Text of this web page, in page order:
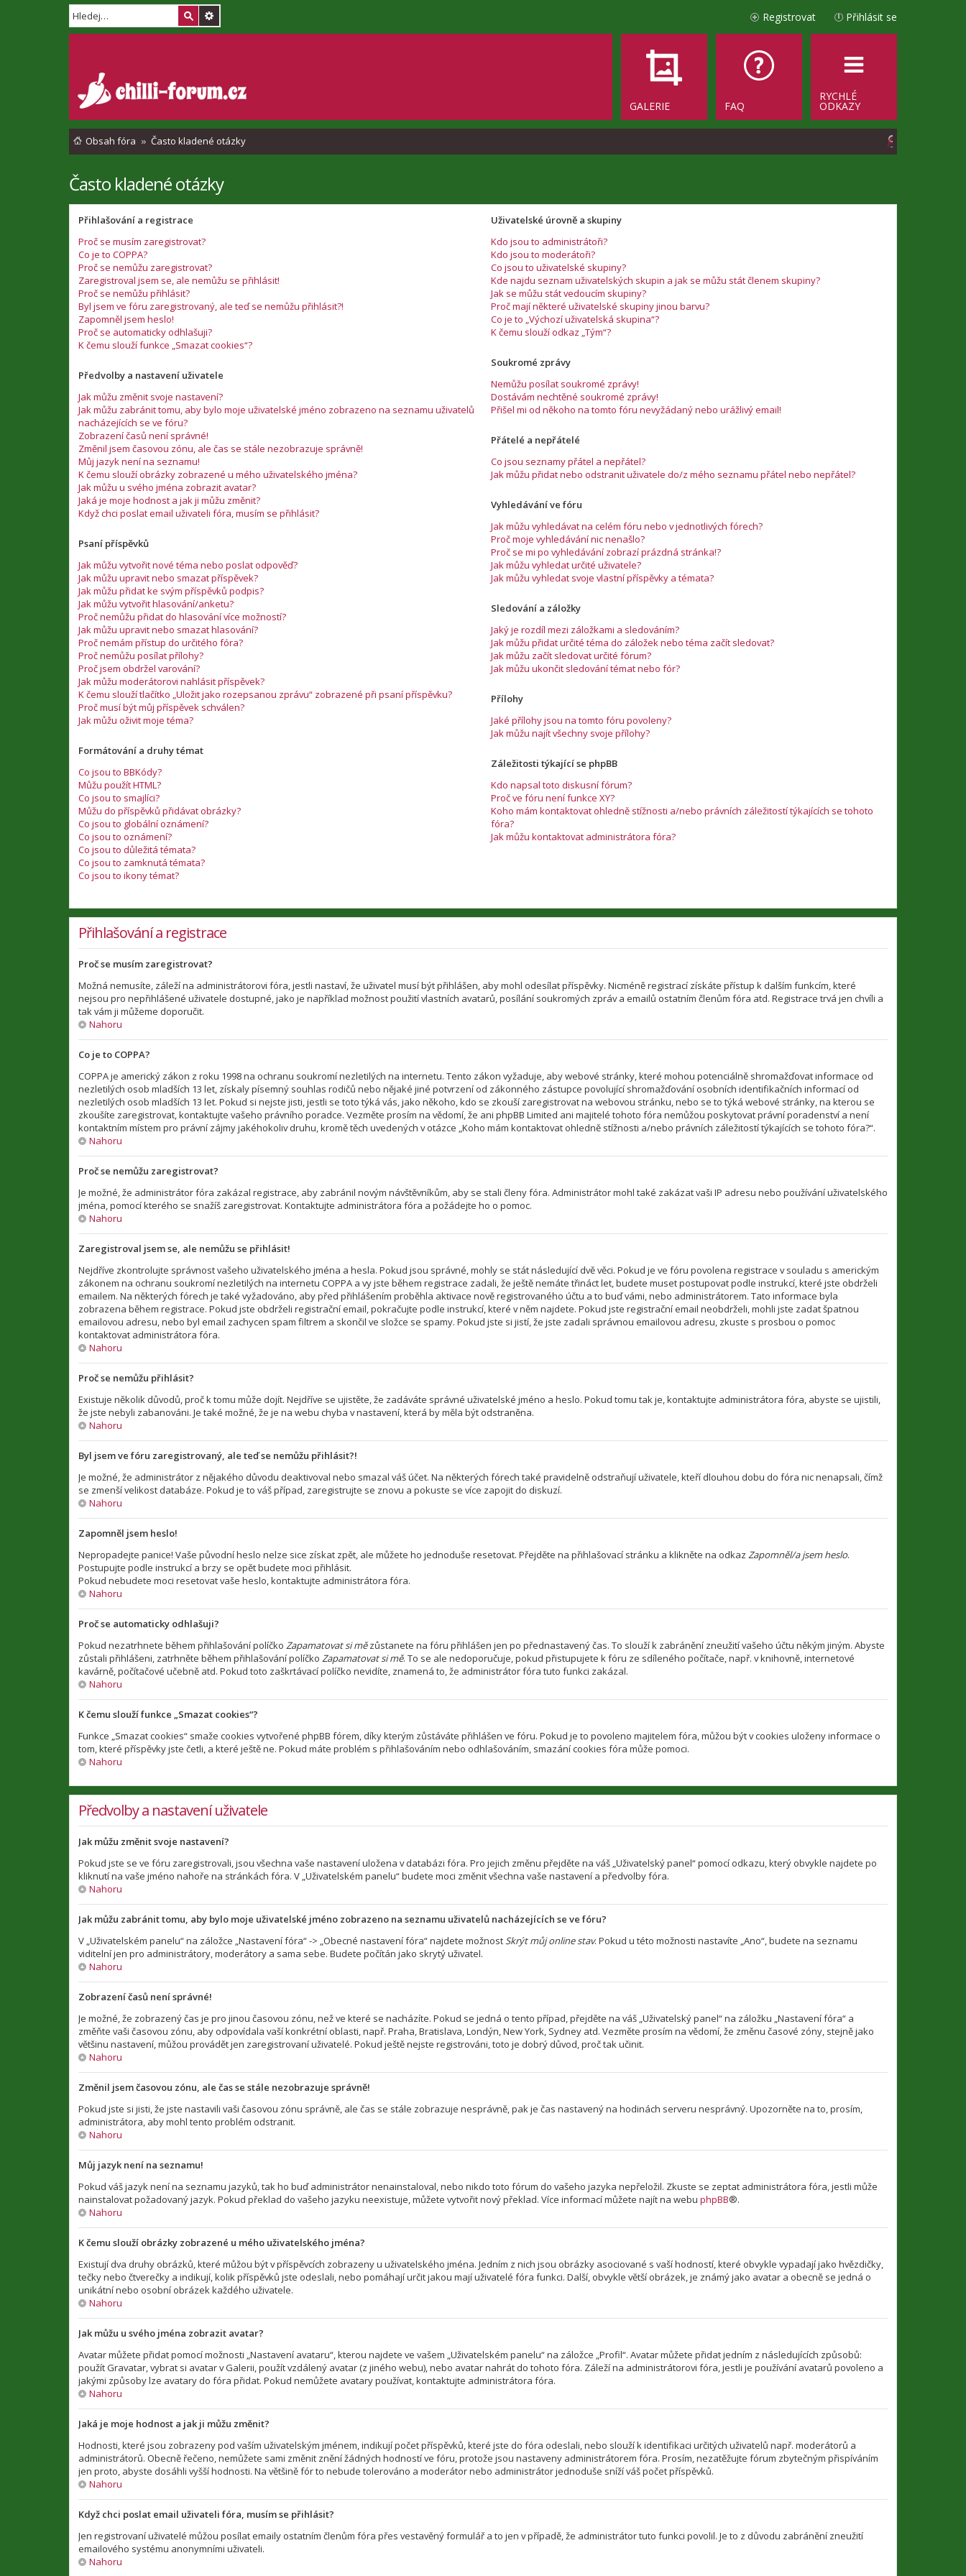
Přihlásit se
Registrovat
RYCHLÉ
ODKAZY
FAQ
GALERIE
Obsah fóra Často kladené otázky
H
Často kladené otázky
Přihlašování a registrace
Proč se musím zaregistrovat?
Co je to COPPA?
Proč se nemůžu zaregistrovat?
Zaregistroval jsem se, ale nemůžu se přihlásit!
Proč se nemůžu přihlásit?
Byl jsem ve fóru zaregistrovaný, ale teď se nemůžu přihlásit?!
Zapomněl jsem heslo!
Proč se automaticky odhlašuji?
K čemu slouží funkce „Smazat cookies“?
Předvolby a nastavení uživatele
Jak můžu změnit svoje nastavení?
Jak můžu zabránit tomu, aby bylo moje uživatelské jméno zobrazeno na seznamu uživatelů
nacházejících se ve fóru?
Zobrazení časů není správné!
Změnil jsem časovou zónu, ale čas se stále nezobrazuje správně!
Můj jazyk není na seznamu!
K čemu slouží obrázky zobrazené u mého uživatelského jména?
Jak můžu u svého jména zobrazit avatar?
Jaká je moje hodnost a jak ji můžu změnit?
Když chci poslat email uživateli fóra, musím se přihlásit?
Psaní příspěvků
Jak můžu vytvořit nové téma nebo poslat odpověď?
Jak můžu upravit nebo smazat příspěvek?
Jak můžu přidat ke svým příspěvků podpis?
Jak můžu vytvořit hlasování/anketu?
Proč nemůžu přidat do hlasování více možností?
Jak můžu upravit nebo smazat hlasování?
Proč nemám přístup do určitého fóra?
Proč nemůžu posílat přílohy?
Proč jsem obdržel varování?
Jak můžu moderátorovi nahlásit příspěvek?
K čemu slouží tlačítko „Uložit jako rozepsanou zprávu“ zobrazené při psaní příspěvku?
Proč musí být můj příspěvek schválen?
Jak můžu oživit moje téma?
Formátování a druhy témat
Co jsou to BBKódy?
Můžu použít HTML?
Co jsou to smajlíci?
Můžu do příspěvků přidávat obrázky?
Co jsou to globální oznámení?
Co jsou to oznámení?
Co jsou to důležitá témata?
Co jsou to zamknutá témata?
Co jsou to ikony témat?
Uživatelské úrovně a skupiny
Kdo jsou to administrátoři?
Kdo jsou to moderátoři?
Co jsou to uživatelské skupiny?
Kde najdu seznam uživatelských skupin a jak se můžu stát členem skupiny?
Jak se můžu stát vedoucím skupiny?
Proč mají některé uživatelské skupiny jinou barvu?
Co je to „Výchozí uživatelská skupina“?
K čemu slouží odkaz „Tým“?
Soukromé zprávy
Nemůžu posílat soukromé zprávy!
Dostávám nechtěné soukromé zprávy!
Přišel mi od někoho na tomto fóru nevyžádaný nebo urážlivý email!
Přátelé a nepřátelé
Co jsou seznamy přátel a nepřátel?
Jak můžu přidat nebo odstranit uživatele do/z mého seznamu přátel nebo nepřátel?
Vyhledávání ve fóru
Jak můžu vyhledávat na celém fóru nebo v jednotlivých fórech?
Proč moje vyhledávání nic nenašlo?
Proč se mi po vyhledávání zobrazí prázdná stránka!?
Jak můžu vyhledat určité uživatele?
Jak můžu vyhledat svoje vlastní příspěvky a témata?
Sledování a záložky
Jaký je rozdíl mezi záložkami a sledováním?
Jak můžu přidat určité téma do záložek nebo téma začít sledovat?
Jak můžu začít sledovat určité fórum?
Jak můžu ukončit sledování témat nebo fór?
Přílohy
Jaké přílohy jsou na tomto fóru povoleny?
Jak můžu najít všechny svoje přílohy?
Záležitosti týkající se phpBB
Kdo napsal toto diskusní fórum?
Proč ve fóru není funkce XY?
Koho mám kontaktovat ohledně stížnosti a/nebo právních záležitostí týkajících se tohoto
fóra?
Jak můžu kontaktovat administrátora fóra?
Přihlašování a registrace
Proč se musím zaregistrovat?
Možná nemusíte, záleží na administrátorovi fóra, jestli nastaví, že uživatel musí být přihlášen, aby mohl odesílat příspěvky. Nicméně registrací získáte přístup k dalším funkcím, které
nejsou pro nepřihlášené uživatele dostupné, jako je například možnost použití vlastních avatarů, posílání soukromých zpráv a emailů ostatním členům fóra atd. Registrace trvá jen chvíli a
tak vám ji můžeme doporučit.
Nahoru
Co je to COPPA?
COPPA je americký zákon z roku 1998 na ochranu soukromí nezletilých na internetu. Tento zákon vyžaduje, aby webové stránky, které mohou potenciálně shromažďovat informace od
nezletilých osob mladších 13 let, získaly písemný souhlas rodičů nebo nějaké jiné potvrzení od zákonného zástupce povolující shromažďování osobních identifikačních informací od
nezletilých osob mladších 13 let. Pokud si nejste jisti, jestli se toto týká vás, jako někoho, kdo se zkouší zaregistrovat na webovou stránku, nebo se to týká webové stránky, na kterou se
zkoušíte zaregistrovat, kontaktujte vašeho právního poradce. Vezměte prosím na vědomí, že ani phpBB Limited ani majitelé tohoto fóra nemůžou poskytovat právní poradenství a není
kontaktním místem pro právní zájmy jakéhokoliv druhu, kromě těch uvedených v otázce „Koho mám kontaktovat ohledně stížnosti a/nebo právních záležitostí týkajících se tohoto fóra?“.
Nahoru
Proč se nemůžu zaregistrovat?
Je možné, že administrátor fóra zakázal registrace, aby zabránil novým návštěvníkům, aby se stali členy fóra. Administrátor mohl také zakázat vaši IP adresu nebo používání uživatelského
jména, pomocí kterého se snažíš zaregistrovat. Kontaktujte administrátora fóra a požádejte ho o pomoc.
Nahoru
Zaregistroval jsem se, ale nemůžu se přihlásit!
Nejdříve zkontrolujte správnost vašeho uživatelského jména a hesla. Pokud jsou správné, mohly se stát následující dvě věci. Pokud je ve fóru povolena registrace v souladu s americkým
zákonem na ochranu soukromí nezletilých na internetu COPPA a vy jste během registrace zadali, že ještě nemáte třináct let, budete muset postupovat podle instrukcí, které jste obdrželi
emailem. Na některých fórech je také vyžadováno, aby před přihlášením proběhla aktivace nově registrovaného účtu a to buď vámi, nebo administrátorem. Tato informace byla
zobrazena během registrace. Pokud jste obdrželi registrační email, pokračujte podle instrukcí, které v něm najdete. Pokud jste registrační email neobdrželi, mohli jste zadat špatnou
emailovou adresu, nebo byl email zachycen spam filtrem a skončil ve složce se spamy. Pokud jste si jistí, že jste zadali správnou emailovou adresu, zkuste s prosbou o pomoc
kontaktovat administrátora fóra.
Nahoru
Proč se nemůžu přihlásit?
Existuje několik důvodů, proč k tomu může dojít. Nejdříve se ujistěte, že zadáváte správné uživatelské jméno a heslo. Pokud tomu tak je, kontaktujte administrátora fóra, abyste se ujistili,
že jste nebyli zabanováni. Je také možné, že je na webu chyba v nastavení, která by měla být odstraněna.
Nahoru
Byl jsem ve fóru zaregistrovaný, ale teď se nemůžu přihlásit?!
Je možné, že administrátor z nějakého důvodu deaktivoval nebo smazal váš účet. Na některých fórech také pravidelně odstraňují uživatele, kteří dlouhou dobu do fóra nic nenapsali, čímž
se zmenší velikost databáze. Pokud je to váš případ, zaregistrujte se znovu a pokuste se více zapojit do diskuzí.
Nahoru
Zapomněl jsem heslo!
Nepropadejte panice! Vaše původní heslo nelze sice získat zpět, ale můžete ho jednoduše resetovat. Přejděte na přihlašovací stránku a klikněte na odkaz Zapomněl/a jsem heslo.
Postupujte podle instrukcí a brzy se opět budete moci přihlásit.
Pokud nebudete moci resetovat vaše heslo, kontaktujte administrátora fóra.
Nahoru
Proč se automaticky odhlašuji?
Pokud nezatrhnete během přihlašování políčko Zapamatovat si mězůstanete na fóru přihlášen jen po přednastavený čas. To slouží k zabránění zneužití vašeho účtu někým jiným. Abyste
zůstali přihlášeni, zatrhněte během přihlašování políčko Zapamatovat si mě. To se ale nedoporučuje, pokud přistupujete k fóru ze sdíleného počítače, např. v knihovně, internetové
kavárně, počítačové učebně atd. Pokud toto zaškrtávací políčko nevidíte, znamená to, že administrátor fóra tuto funkci zakázal.
Nahoru
K čemu slouží funkce „Smazat cookies“?
Funkce „Smazat cookies“ smaže cookies vytvořené phpBB fórem, díky kterým zůstáváte přihlášen ve fóru. Pokud je to povoleno majitelem fóra, můžou být v cookies uloženy informace o
tom, které příspěvky jste četli, a které ještě ne. Pokud máte problém s přihlašováním nebo odhlašováním, smazání cookies fóra může pomoci.
Nahoru
Předvolby a nastavení uživatele
Jak můžu změnit svoje nastavení?
Pokud jste se ve fóru zaregistrovali, jsou všechna vaše nastavení uložena v databázi fóra. Pro jejich změnu přejděte na váš „Uživatelský panel“ pomocí odkazu, který obvykle najdete po
kliknutí na vaše jméno nahoře na stránkách fóra. V „Uživatelském panelu“ budete moci změnit všechna vaše nastavení a předvolby fóra.
Nahoru
Jak můžu zabránit tomu, aby bylo moje uživatelské jméno zobrazeno na seznamu uživatelů nacházejících se ve fóru?
V „Uživatelském panelu“ na záložce „Nastavení fóra“ -> „Obecné nastavení fóra“ najdete možnostSkrýt můj online stav. Pokud u této možnosti nastavíte „Ano“, budete na seznamu
viditelní jen pro administrátory, moderátory a sama sebe. Budete počítán jako skrytý uživatel.
Nahoru
Zobrazení časů není správné!
Je možné, že zobrazený čas je pro jinou časovou zónu, než ve které se nacházíte. Pokud se jedná o tento případ, přejděte na váš „Uživatelský panel“ na záložku „Nastavení fóra“ a
změňte vaši časovou zónu, aby odpovídala vaší konkrétní oblasti, např. Praha, Bratislava, Londýn, New York, Sydney atd. Vezměte prosím na vědomí, že změnu časové zóny, stejně jako
většinu nastavení, můžou provádět jen zaregistrovaní uživatelé. Pokud ještě nejste registrováni, toto je dobrý důvod, proč tak učinit.
Nahoru
Změnil jsem časovou zónu, ale čas se stále nezobrazuje správně!
Pokud jste si jisti, že jste nastavili vaši časovou zónu správně, ale čas se stále zobrazuje nesprávně, pak je čas nastavený na hodinách serveru nesprávný. Upozorněte na to, prosím,
administrátora, aby mohl tento problém odstranit.
Nahoru
Můj jazyk není na seznamu!
Pokud váš jazyk není na seznamu jazyků, tak ho buď administrátor nenainstaloval, nebo nikdo toto fórum do vašeho jazyka nepřeložil. Zkuste se zeptat administrátora fóra, jestli může
nainstalovat požadovaný jazyk. Pokud překlad do vašeho jazyku neexistuje, můžete vytvořit nový překlad. Více informací můžete najít na webu phpBB®.
Nahoru
K čemu slouží obrázky zobrazené u mého uživatelského jména?
Existují dva druhy obrázků, které můžou být v příspěvcích zobrazeny u uživatelského jména. Jedním z nich jsou obrázky asociované s vaší hodností, které obvykle vypadají jako hvězdičky,
tečky nebo čtverečky a indikují, kolik příspěvků jste odeslali, nebo pomáhají určit jakou mají uživatelé fóra funkci. Další, obvykle větší obrázek, je známý jako avatar a obecně se jedná o
unikátní nebo osobní obrázek každého uživatele.
Nahoru
Jak můžu u svého jména zobrazit avatar?
Avatar můžete přidat pomocí možnosti „Nastavení avataru“, kterou najdete ve vašem „Uživatelském panelu“ na záložce „Profil“. Avatar můžete přidat jedním z následujících způsobů:
použít Gravatar, vybrat si avatar v Galerii, použít vzdálený avatar (z jiného webu), nebo avatar nahrát do tohoto fóra. Záleží na administrátorovi fóra, jestli je používání avatarů povoleno a
jakými způsoby lze avatary do fóra přidat. Pokud nemůžete avatary používat, kontaktujte administrátora fóra.
Nahoru
Jaká je moje hodnost a jak ji můžu změnit?
Hodnosti, které jsou zobrazeny pod vaším uživatelským jménem, indikují počet příspěvků, které jste do fóra odeslali, nebo slouží k identifikaci určitých uživatelů např. moderátorů a
administrátorů. Obecně řečeno, nemůžete sami změnit znění žádných hodností ve fóru, protože jsou nastaveny administrátorem fóra. Prosím, nezatěžujte fórum zbytečným přispíváním
jen proto, abyste dosáhli vyšší hodnosti. Na většině fór to nebude tolerováno a moderátor nebo administrátor jednoduše sníží váš počet příspěvků.
Nahoru
Když chci poslat email uživateli fóra, musím se přihlásit?
Jen registrovaní uživatelé můžou posílat emaily ostatním členům fóra přes vestavěný formulář a to jen v případě, že administrátor tuto funkci povolil. Je to z důvodu zabránění zneužití
emailového systému anonymními uživateli.
Nahoru